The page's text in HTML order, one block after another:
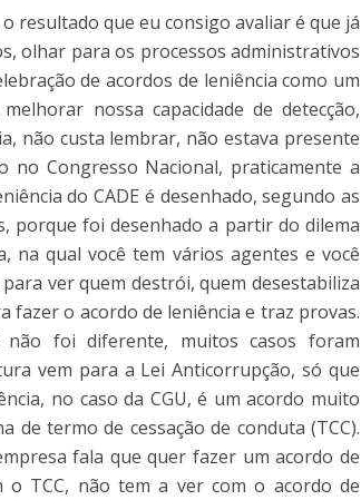
resultado que eu consigo avaliar é que já
olhar para os processos administrativos
de acordos de leniência como um
nossa capacidade de detecção,
não custa lembrar, não estava presente
no Congresso Nacional, praticamente a
do CADE é desenhado, segundo as
porque foi desenhado a partir do dilema
na qual você tem vários agentes e você
ver quem destrói, quem desestabiliza
fazer o acordo de leniência e traz provas.
não foi diferente, muitos casos foram
vem para a Lei Anticorrupção, só que
no caso da CGU, é um acordo muito
de termo de cessação de conduta (TCC).
fala que quer fazer um acordo de
o TCC, não tem a ver com o acordo de